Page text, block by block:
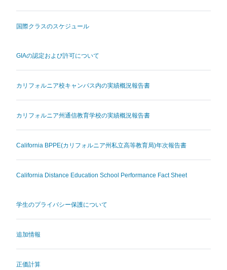
国際クラスのスケジュール
GIAの認定および許可について
カリフォルニア校キャンパス内の実績概況報告書
カリフォルニア州通信教育学校の実績概況報告書
California BPPE(カリフォルニア州私立高等教育局)年次報告書
California Distance Education School Performance Fact Sheet
学生のプライバシー保護について
追加情報
正価計算